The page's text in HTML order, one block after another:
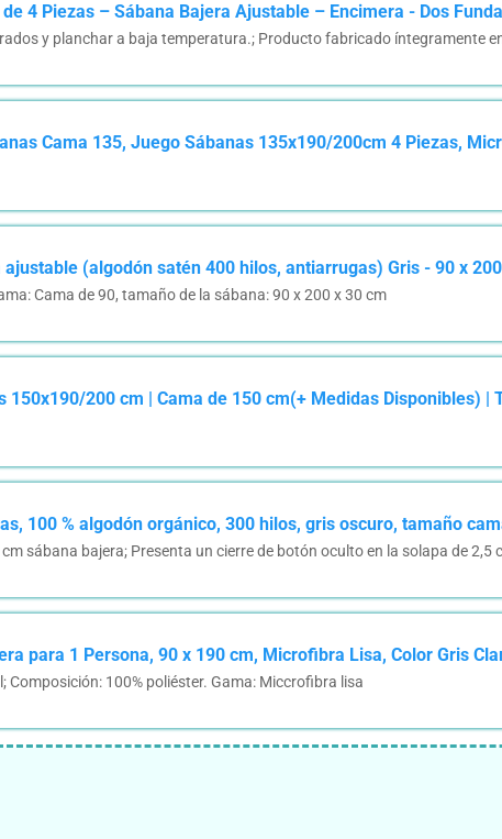
4 Piezas – Sábana Bajera Ajustable – Encimera - Dos
y planchar a baja temperatura.; Producto fabricado íntegramente
Cama 135, Juego Sábanas 135x190/200cm 4 Piezas,
(algodón satén 400 hilos, antiarrugas) Gris - 90 x
Cama de 90, tamaño de la sábana: 90 x 200 x 30 cm
150x190/200 cm | Cama de 150 cm(+ Medidas Disponibles) |
100 % algodón orgánico, 300 hilos, gris oscuro, tamaño
sábana bajera; Presenta un cierre de botón oculto en la solapa de 2,5
para 1 Persona, 90 x 190 cm, Microfibra Lisa, Color Gris
100% poliéster. Gama: Miccrofibra lisa